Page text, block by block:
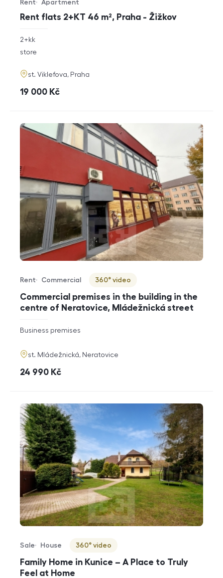
Rent flats 2+KT 46 m², Praha - Žižkov
Offer type
Rent
Property type
Apartment
rozměry
2+kk
funkce
store
adresa
st. Viklefova, Praha
cena
19 000 Kč
Commercial premises in the building in the
centre of Neratovice, Mládežnická street
Offer type
Rent
Property type
Commercial
Virtuální prohlídka
360° video
rozměry
disposition
Business premises
adresa
st. Mládežnická, Neratovice
cena
24 990 Kč
Family Home in Kunice – A Place to Truly
Feel at Home
Offer type
Sale
Property type
House
Virtuální prohlídka
360° video